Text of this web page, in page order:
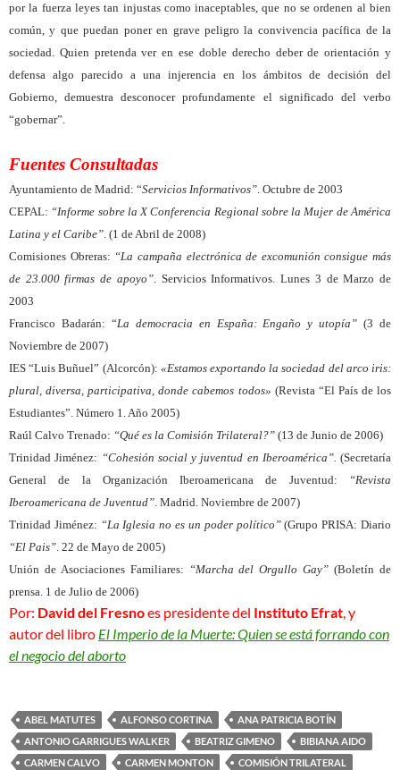
por la fuerza leyes tan injustas como inaceptables, que no se ordenen al bien
común, y que puedan poner en grave peligro la convivencia pacífica de la
sociedad. Quien pretenda ver en ese doble derecho deber de orientación y
defensa algo parecido a una injerencia en los ámbitos de decisión del
Gobierno, demuestra desconocer profundamente el significado del verbo
“gobernar”.
Fuentes Consultadas
Ayuntamiento de Madrid: “Servicios Informativos”. Octubre de 2003
CEPAL: “Informe sobre la X Conferencia Regional sobre la Mujer de América
Latina y el Caribe”. (1 de Abril de 2008)
Comisiones Obreras: “La campaña electrónica de excomunión consigue más
de 23.000 firmas de apoyo”. Servicios Informativos. Lunes 3 de Marzo de
2003
Francisco Badarán: “La democracia en España: Engaño y utopía” (3 de
Noviembre de 2007)
IES “Luis Buñuel” (Alcorcón): «Estamos exportando la sociedad del arco iris:
plural, diversa, participativa, donde cabemos todos» (Revista “El País de los
Estudiantes”. Número 1. Año 2005)
Raúl Calvo Trenado: “Qué es la Comisión Trilateral?” (13 de Junio de 2006)
Trinidad Jiménez: “Cohesión social y juventud en Iberoamérica”. (Secretaría
General de la Organización Iberoamericana de Juventud:
“Revista
Iberoamericana de Juventud”. Madrid. Noviembre de 2007)
Trinidad Jiménez: “La Iglesia no es un poder político”(Grupo PRISA: Diario
“El Pais”. 22 de Mayo de 2005)
Unión de Asociaciones Familiares: “Marcha del Orgullo Gay” (Boletín de
prensa. 1 de Julio de 2006)
Por: David del Fresnoes presidente del Instituto Efrat, y
autor del libro El Imperio de la Muerte: Quien se está forrando con
el negocio del aborto
ABEL MATUTES ALFONSO CORTINA
ANA PATRICIA BOTÍN
ANTONIO GARRIGUES WALKER
BEATRIZ GIMENO
BIBIANA AIDO
CARMEN CALVO
CARMEN MONTON
COMISIÓN TRILATERAL